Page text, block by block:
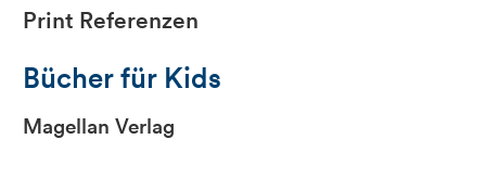
Print Referenzen
Bücher für Kids
Magellan Verlag